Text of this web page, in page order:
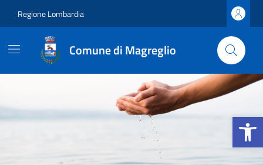
Apri la
Regione Lombardia
Comune di Magreglio